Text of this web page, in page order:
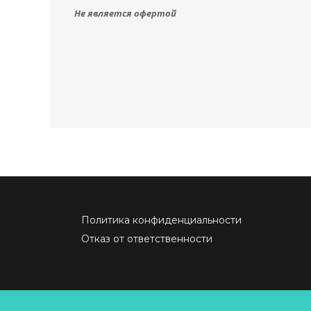
Не является офертой
Политика конфиденциальности
Отказ от ответственности